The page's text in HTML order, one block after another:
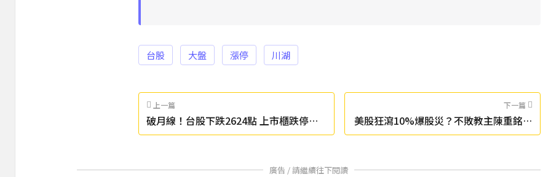
台股 大盤 漲停 川湖
上一篇
破月線！台股下跌2624點 上市櫃跌停逾
300家
下一篇
美股狂瀉10%爆股災？不敗教主陳重銘曝
4心法
廣告 / 請繼續往下閱讀